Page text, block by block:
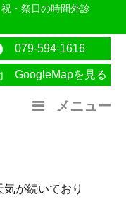
・祭日の時間外診
079-594-1616
GoogleMapを見る
メニュー
が続いており